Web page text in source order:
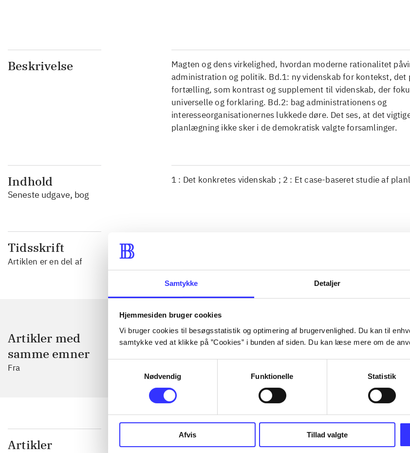
Samtykke Detaljer
Hjemmesiden bruger cookies
Vi bruger cookies til besøgsstatistik og optimering af brugervenlighed. Du kan til
samtykke ved at klikke på ”Cookies” i bunden af siden. Du kan læse mere om de
Nødvendig
Funktionelle Statistik
Afvis Tillad valgte
Beskrivelse
Magten og dens virkelighed, hvordan moderne rationalitet
administration og politik. Bd.1: ny videnskab for kontekst,
fortælling, som kontrast og supplement til videnskab, der
universelle og forklaring. Bd.2: bag administrationens og
interesseorganisationernes lukkede døre. Det ses, at det
planlægning ikke sker i de demokratisk valgte forsamlinger.
Indhold
Seneste udgave, bog
1 : Det konkretes videnskab ; 2 : Et case-baseret studie af
Tidsskrift
Artiklen er en del af
Artikler med
samme emner
Fra
Artikler